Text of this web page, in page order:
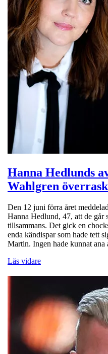
Hanna Hedlunds
Wahlgren
Den 12 juni förra året
Hanna Hedlund, 47, att de går
tillsammans. Det gick en
enda kändispar som hade tett
Martin. Ingen hade kunnat
Läs vidare